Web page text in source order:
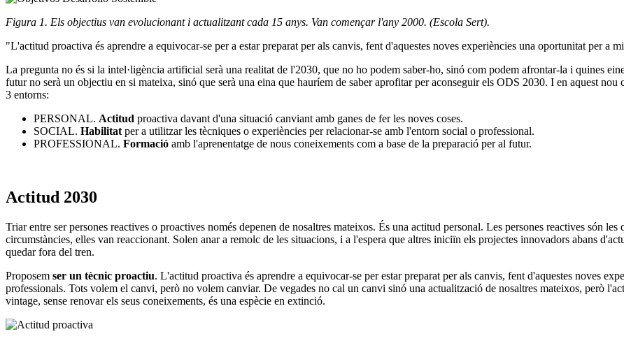
Figura 1. Els objectius van evolucionant i actualitzant cada 15 anys. Van començar l'any 2000. (Escola Sert).
"L'actitud proactiva és aprendre a equivocar-se per a estar preparat per als canvis, fent d'aquestes noves experiències una oportunitat per a
La pregunta no és si la intel·ligència artificial serà una realitat de l'2030, que no ho podem saber-ho, sinó com podem afrontar-la i quines
futur no serà un objectiu en si mateixa, sinó que serà una eina que hauríem de saber aprofitar per aconseguir els ODS 2030. I en aquest
3 entorns:
PERSONAL. Actitud proactiva davant d'una situació canviant amb ganes de fer les noves coses.
SOCIAL. Habilitat per a utilitzar les tècniques o experiències per relacionar-se amb l'entorn social o professional.
PROFESSIONAL. Formació amb l'aprenentatge de nous coneixements com a base de la preparació per al futur.
Actitud 2030
Triar entre ser persones reactives o proactives només depenen de nosaltres mateixos. És una actitud personal. Les persones reactives són
circumstàncies, elles van reaccionant. Solen anar a remolc de les situacions, i a l'espera que altres iniciïn els projectes innovadors abans
quedar fora del tren.
Proposem ser un tècnic proactiu. L'actitud proactiva és aprendre a equivocar-se per estar preparat per als canvis, fent d'aquestes noves
professionals. Tots volem el canvi, però no volem canviar. De vegades no cal un canvi sinó una actualització de nosaltres mateixos, però
vintage, sense renovar els seus coneixements, és una espècie en extinció.